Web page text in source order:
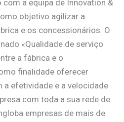
com a equipa de Innovation &
objetivo agilizar a
e os concessionários. O
«Qualidade de serviço
a fábrica e o
finalidade oferecer
a efetividade e a velocidade
com toda a sua rede de
empresas de mais de